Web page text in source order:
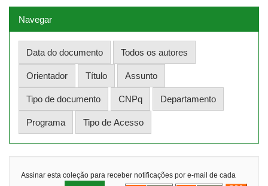
Navegar
Assinar esta coleção para receber notificações por e-mail de cada